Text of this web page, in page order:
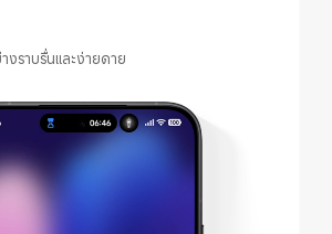
งราบรื่นและง่ายดาย